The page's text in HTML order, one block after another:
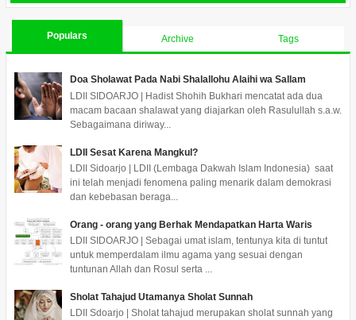
Populars Archive Tags
Doa Sholawat Pada Nabi Shalallohu Alaihi wa Sallam
LDII SIDOARJO | Hadist Shohih Bukhari mencatat ada dua
macam bacaan shalawat yang diajarkan oleh Rasulullah s.a.w.
Sebagaimana diriway...
LDII Sesat Karena Mangkul?
LDII Sidoarjo | LDII (Lembaga Dakwah Islam Indonesia) saat
ini telah menjadi fenomena paling menarik dalam demokrasi
dan kebebasan beraga...
Orang - orang yang Berhak Mendapatkan Harta Waris
LDII SIDOARJO | Sebagai umat islam, tentunya kita di tuntut
untuk memperdalam ilmu agama yang sesuai dengan
tuntunan Allah dan Rosul serta ...
Sholat Tahajud Utamanya Sholat Sunnah
LDII Sdoarjo | Sholat tahajud merupakan sholat sunnah yang